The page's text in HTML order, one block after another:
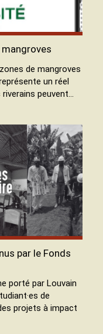
mangroves
de mangroves
un réel
peuvent…
par le Fonds
porté par Louvain
de
projets à impact